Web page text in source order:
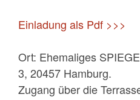
Einladung als Pdf >>>
Ort: Ehemaliges
3, 20457 Hamburg.
Zugang über die